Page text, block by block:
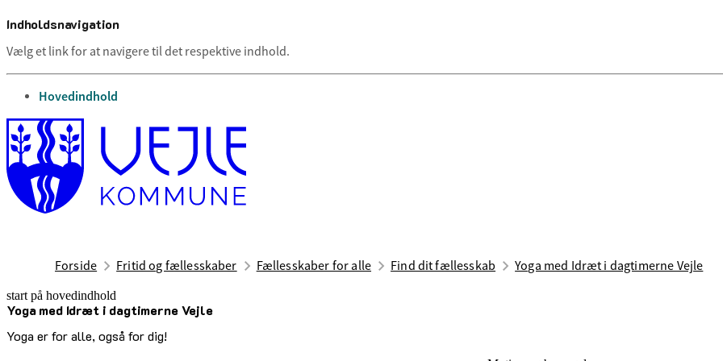
Indholdsnavigation
Vælg et link for at navigere til det respektive indhold.
gå til
Hovedindhold
Forside Fritid og fællesskaber Fællesskaber for alle Find dit fællesskab Yoga med Idræt i dagtimerne Vejle
start på hovedindhold
Yoga med Idræt i dagtimerne Vejle
Yoga er for alle, også for dig!
senest opdateret 12. maj 2026